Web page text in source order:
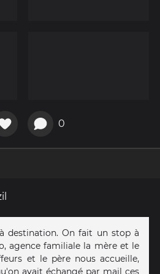
0
destination. On fait un stop à
agence familiale la mère et le
et le père nous accueille,
avait échangé par mail ces